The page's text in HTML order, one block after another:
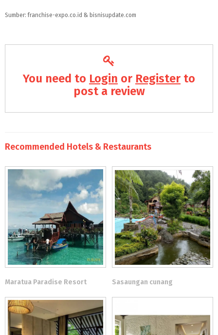
Sumber: franchise-expo.co.id & bisnisupdate.com
You need to Login or Register to
post a review
Recommended Hotels & Restaurants
Maratua Paradise Resort Sasaungan cunang